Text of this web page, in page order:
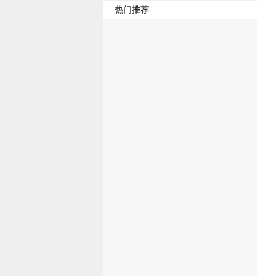
热门推荐